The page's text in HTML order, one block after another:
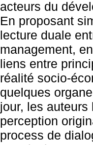
acteurs du
En proposant
lecture duale
management,
liens entre
réalité socio-
quelques
jour, les auteurs
perception
process de